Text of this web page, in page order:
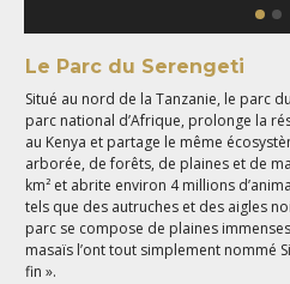
Le Parc du Serengeti
Situé au nord de la Tanzanie, le parc
parc national d’Afrique, prolonge la
au Kenya et partage le même
arborée, de forêts, de plaines et de
km² et abrite environ 4 millions
tels que des autruches et des aigles
parc se compose de plaines
masaïs l’ont tout simplement nommé
fin ».